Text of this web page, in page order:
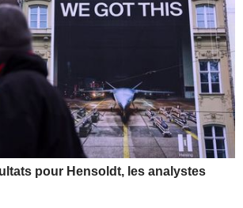
pour Hensoldt, les analystes